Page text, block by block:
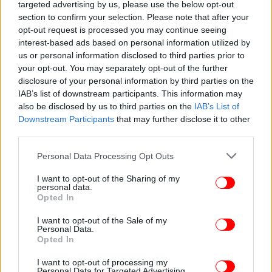
targeted advertising by us, please use the below opt-out
section to confirm your selection. Please note that after your
opt-out request is processed you may continue seeing
interest-based ads based on personal information utilized by
us or personal information disclosed to third parties prior to
your opt-out. You may separately opt-out of the further
disclosure of your personal information by third parties on the
IAB’s list of downstream participants. This information may
also be disclosed by us to third parties on the IAB’s List of
Downstream Participants that may further disclose it to other
Please note that this website/app uses one or more Google
not limited to your visit or usage behaviour. You may click to
grant or deny consent to Google and its third-party tags to
use your data for below specified purposes in below Google
consent section.
Personal Data Processing Opt Outs
I want to opt-out of the Sharing of my
personal data.
Opted In
I want to opt-out of the Sale of my
Personal Data.
Opted In
I want to opt-out of processing my
Τέλος υποστηρίζουν: «Αξίζει να σημειωθεί ότι η
κυβέρνηση του ΣΥΡΙΖΑ, αφουγκραζόμενη τις
ανάγκες της Τοπικής Αυτοδιοίκησης, ξεκίνησε μετά
από πολλά χρόνια μόνιμες προσλήψεις με την 3Κ
και, κυρίως, ότι έβγαλε τη χώρα από τη μέγγενη των
μνημονίων που οι πολιτικές της ΝΔ μας είχαν
οδηγήσει, ώστε, σήμερα, έστω και καθυστερημένα
μετά από τρία χρόνια να μπορεί να προχωράει σε
πανηγύριζαν για τις απολύσεις στους δήμους».
ΟΛΕΣ ΟΙ ΕΙΔΗΣΕΙΣ
αμφισβητούμε την ακεραιότητα της Ελλάδας, εκείνη μας
απειλεί
Τουρισμός: Χρονιά ρεκόρ φέτος -Ποια ελληνικά νησιά